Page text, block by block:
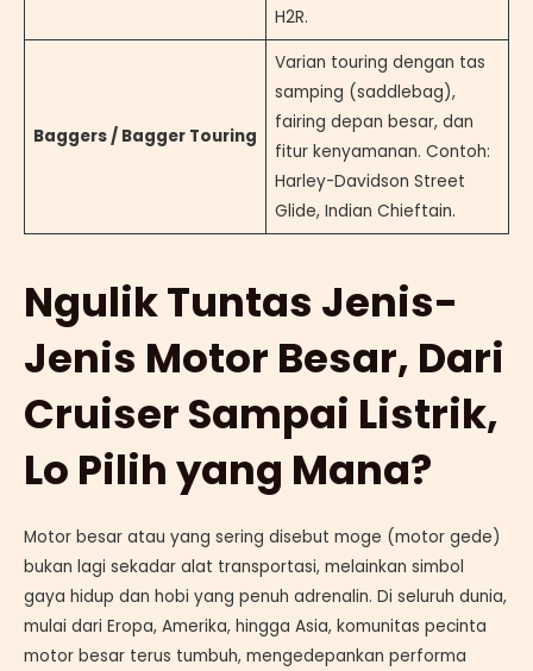
H2R.
Baggers / Bagger Touring
Varian touring dengan tas
samping (saddlebag),
fairing depan besar, dan
fitur kenyamanan. Contoh:
Harley-Davidson Street
Glide, Indian Chieftain.
Ngulik Tuntas Jenis-
Jenis Motor Besar, Dari
Cruiser Sampai Listrik,
Lo Pilih yang Mana?
Motor besar atau yang sering disebut moge (motor gede)
bukan lagi sekadar alat transportasi, melainkan simbol
gaya hidup dan hobi yang penuh adrenalin. Di seluruh dunia,
mulai dari Eropa, Amerika, hingga Asia, komunitas pecinta
motor besar terus tumbuh, mengedepankan performa